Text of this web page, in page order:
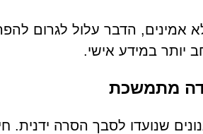
אמינים, הדבר עלול לגרום
יותר במידע אישי.
מתמשכת
שנועדו לסבך הסרה ידנית.